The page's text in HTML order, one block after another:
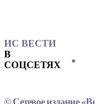
ИС ВЕСТИ
В
СОЦСЕТЯХ